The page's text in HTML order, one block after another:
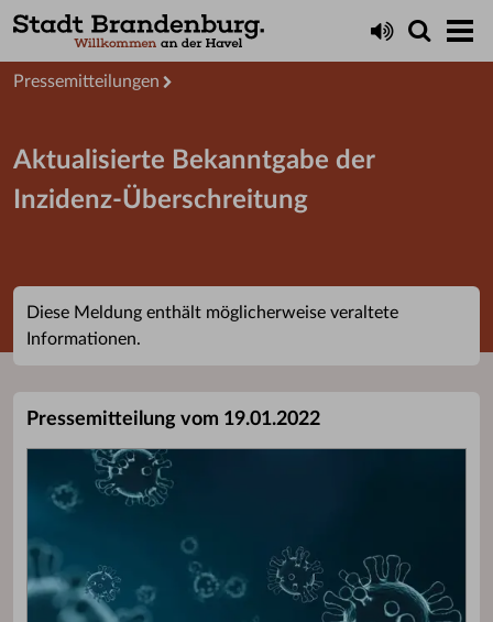
Presseservice
Pressemitteilungen
Aktualisierte Bekanntgabe der
Inzidenz-Überschreitung
Diese Meldung enthält möglicherweise veraltete
Informationen.
Pressemitteilung vom 19.01.2022